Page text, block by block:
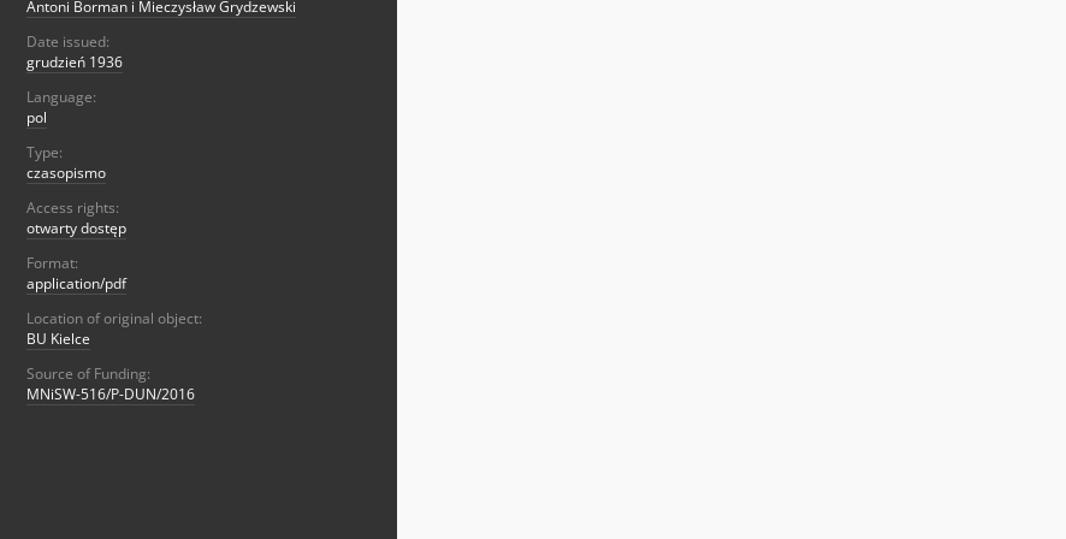
Antoni Borman i Mieczysław Grydzewski
Date issued:
grudzień 1936
Language:
pol
Type:
czasopismo
Access rights:
otwarty dostęp
Format:
application/pdf
Location of original object:
BU Kielce
Source of Funding:
MNiSW-516/P-DUN/2016